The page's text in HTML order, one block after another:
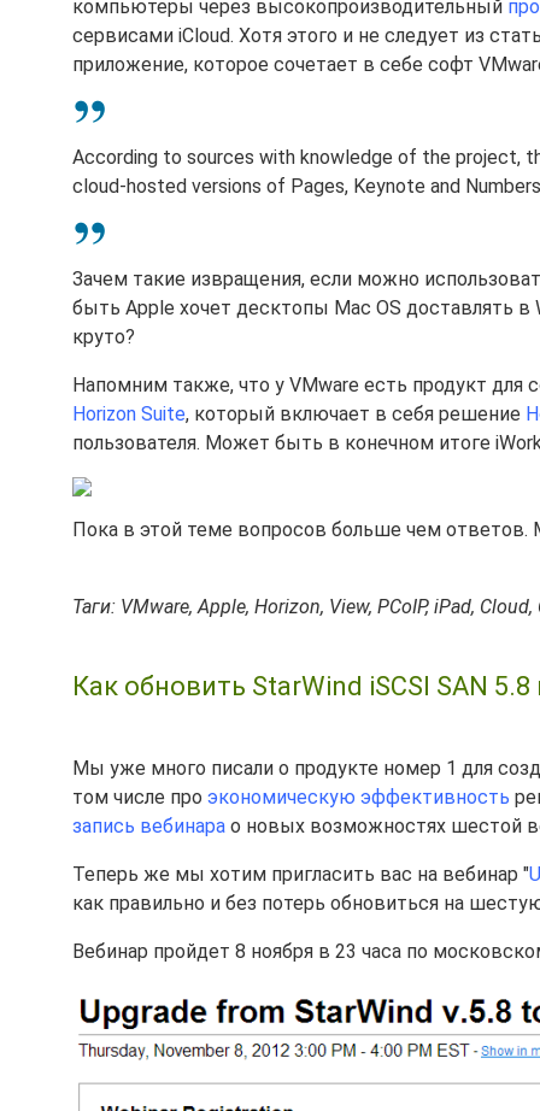
компьютеры через высокопроизводительный
сервисами iCloud. Хотя этого и не следует из
приложение, которое сочетает в себе софт
According to sources with knowledge of the project,
cloud-hosted versions of Pages, Keynote and
Зачем такие извращения, если можно
быть Apple хочет десктопы Mac OS доставлять
круто?
Напомним также, что у VMware есть продукт для
Horizon Suite, который включает в себя решение
пользователя. Может быть в конечном итоге
Пока в этой теме вопросов больше чем
Таги: VMware, Apple, Horizon, View, PCoIP, iPad,
Как обновить StarWind iSCSI SAN
Мы уже много писали о продукте номер 1 для
том числе про экономическую эффективность
запись вебинара о новых возможностях шестой
Теперь же мы хотим пригласить вас на вебинар "
как правильно и без потерь обновиться на
Вебинар пройдет 8 ноября в 23 часа по